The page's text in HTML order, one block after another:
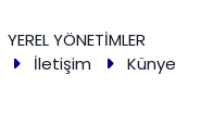
YEREL YÖNETİMLER
İletişim
Künye